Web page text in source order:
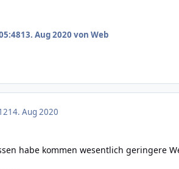
13. Aug 2020 von Web
14. Aug 2020
habe kommen wesentlich geringere